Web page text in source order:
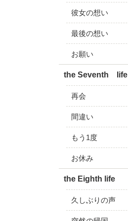
彼女の想い
最後の想い
お願い
the Seventh life
再会
間違い
もう1度
お休み
the Eighth life
久しぶりの声